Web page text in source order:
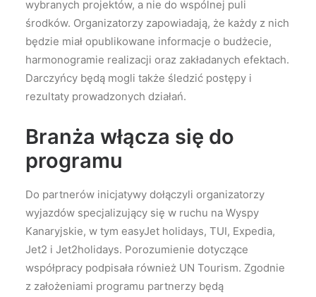
wybranych projektów, a nie do wspólnej puli
środków. Organizatorzy zapowiadają, że każdy z nich
będzie miał opublikowane informacje o budżecie,
harmonogramie realizacji oraz zakładanych efektach.
Darczyńcy będą mogli także śledzić postępy i
rezultaty prowadzonych działań.
Branża włącza się do
programu
Do partnerów inicjatywy dołączyli organizatorzy
wyjazdów specjalizujący się w ruchu na Wyspy
Kanaryjskie, w tym easyJet holidays, TUI, Expedia,
Jet2 i Jet2holidays. Porozumienie dotyczące
współpracy podpisała również UN Tourism. Zgodnie
z założeniami programu partnerzy będą